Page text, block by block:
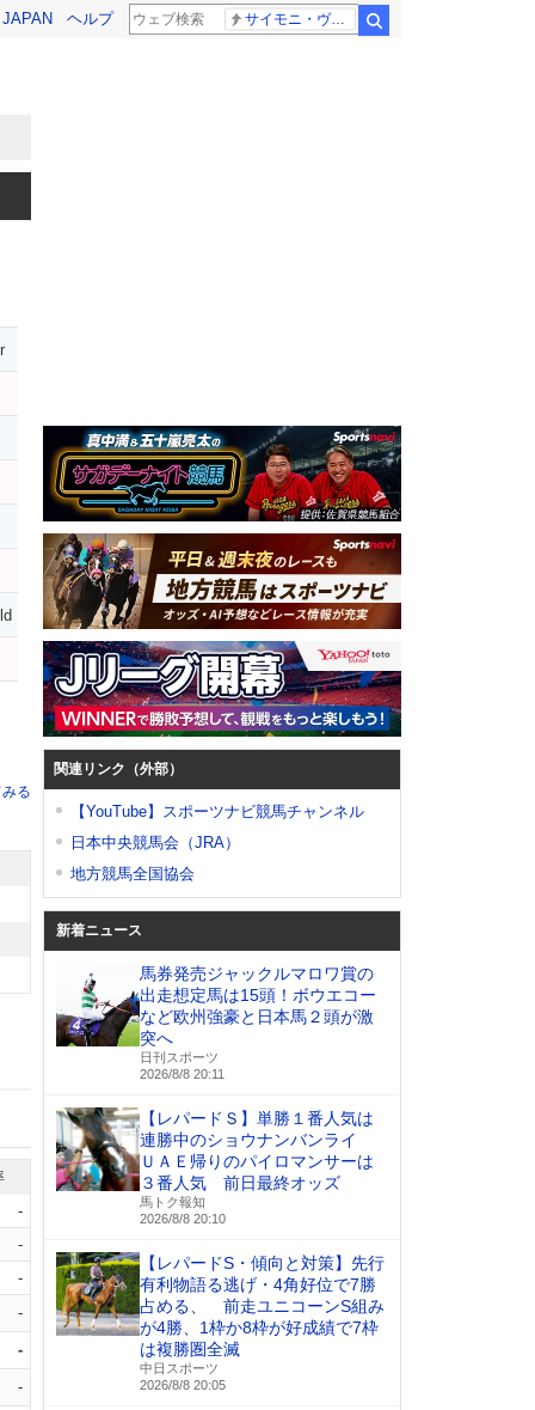
ヘルプ サイモニ・ヴニランギ 死去
る
-
-
-
-
-
-
関連リンク（外部）
【YouTube】スポーツナビ競馬チャンネル
日本中央競馬会（JRA）
地方競馬全国協会
新着ニュース
馬券発売ジャックルマロワ賞の
出走想定馬は15頭！ボウエコー
など欧州強豪と日本馬２頭が激
突へ
日刊スポーツ
2026/8/8 20:11
【レパードＳ】単勝１番人気は
連勝中のショウナンバンライ
ＵＡＥ帰りのパイロマンサーは
３番人気 前日最終オッズ
馬トク報知
2026/8/8 20:10
【レパードS・傾向と対策】先行
有利物語る逃げ・4角好位で7勝
占める、 前走ユニコーンS組み
が4勝、1枠か8枠が好成績で7枠
は複勝圏全滅
中日スポーツ
2026/8/8 20:05